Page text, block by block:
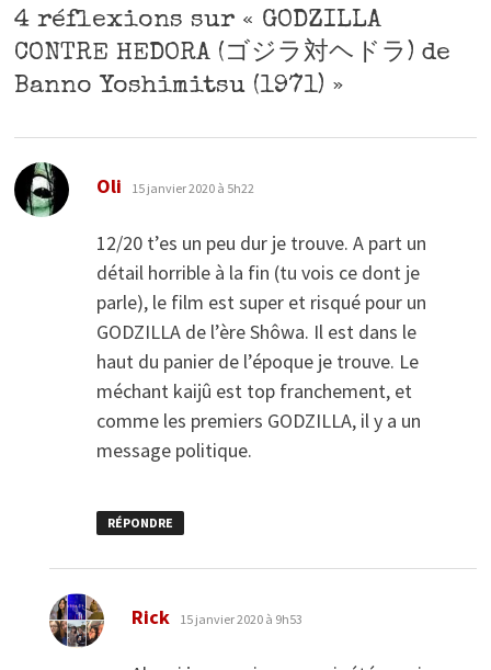
4 réflexions sur « GODZILLA
CONTRE HEDORA (ゴジラ対ヘドラ) de
Banno Yoshimitsu (1971) »
Oli dit :
15 janvier 2020 à 5h22
12/20 t’es un peu dur je trouve. A part un
détail horrible à la fin (tu vois ce dont je
parle), le film est super et risqué pour un
GODZILLA de l’ère Shôwa. Il est dans le
haut du panier de l’époque je trouve. Le
méchant kaijû est top franchement, et
comme les premiers GODZILLA, il y a un
message politique.
RÉPONDRE
Rick dit :
15 janvier 2020 à 9h53